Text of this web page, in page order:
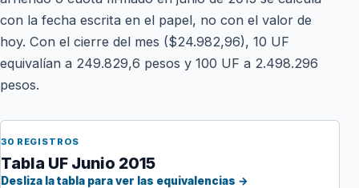
con la fecha escrita en el papel, no con el valor de
hoy. Con el cierre del mes ($24.982,96), 10 UF
equivalían a 249.829,6 pesos y 100 UF a 2.498.296
pesos.
30 REGISTROS
Tabla UF Junio 2015
Desliza la tabla para ver las equivalencias →